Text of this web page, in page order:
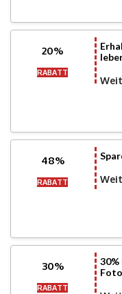
20%
RABATT
48%
RABATT
30%
RABATT